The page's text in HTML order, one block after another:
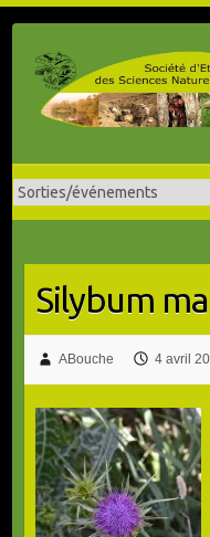
content
Silybum
ABouche 4 avril